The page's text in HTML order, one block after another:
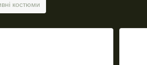
костюми